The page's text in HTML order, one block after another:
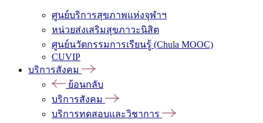
ศูนย์บริการสุขภาพแห่งจุฬาฯ
หน่วยส่งเสริมสุขภาวะนิสิต
ศูนย์นวัตกรรมการเรียนรู้ (Chula MOOC)
CUVIP
บริการสังคม
ย้อนกลับ
บริการสังคม
บริการทดสอบและวิชาการ